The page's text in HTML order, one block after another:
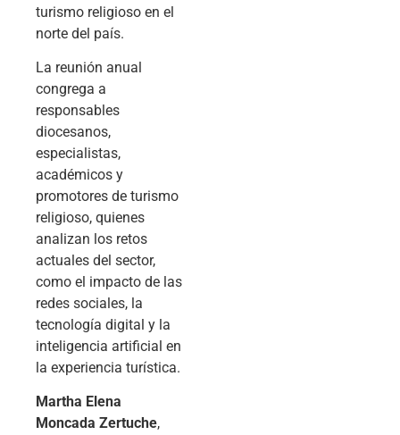
turismo religioso en el
norte del país.
La reunión anual
congrega a
responsables
diocesanos,
especialistas,
académicos y
promotores de turismo
religioso, quienes
analizan los retos
actuales del sector,
como el impacto de las
redes sociales, la
tecnología digital y la
inteligencia artificial en
la experiencia turística.
Martha Elena
Moncada Zertuche,